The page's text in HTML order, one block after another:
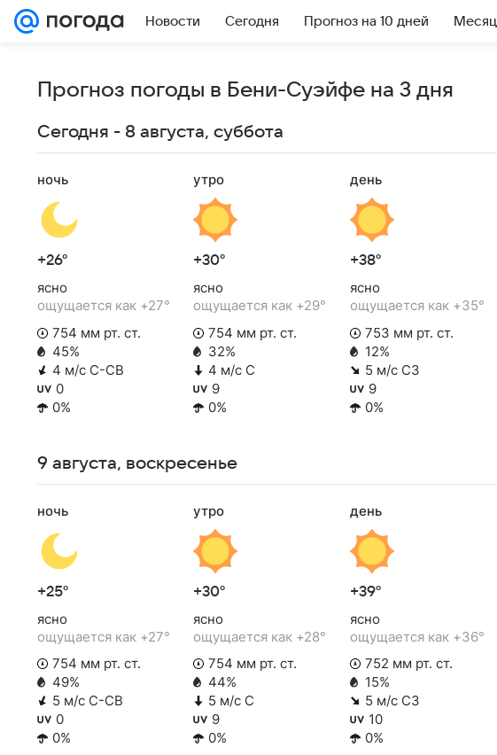
Новости Сегодня Прогноз на 10 дней Месяц
Прогноз погоды в Бени-Суэйфе на 3 дня
Сегодня - 8 августа, суббота
ночь
+26°
ясно
ощущается как +27°
754 мм рт. ст.
45%
4 м/с С-СВ
0
0%
утро
+30°
ясно
ощущается как +29°
754 мм рт. ст.
32%
4 м/с С
9
0%
день
+38°
ясно
ощущается как +35°
753 мм рт. ст.
12%
5 м/с СЗ
9
0%
9 августа, воскресенье
ночь
+25°
ясно
ощущается как +27°
754 мм рт. ст.
49%
5 м/с С-СВ
0
0%
утро
+30°
ясно
ощущается как +28°
754 мм рт. ст.
44%
5 м/с С
9
0%
день
+39°
ясно
ощущается как +36°
752 мм рт. ст.
15%
5 м/с СЗ
10
0%